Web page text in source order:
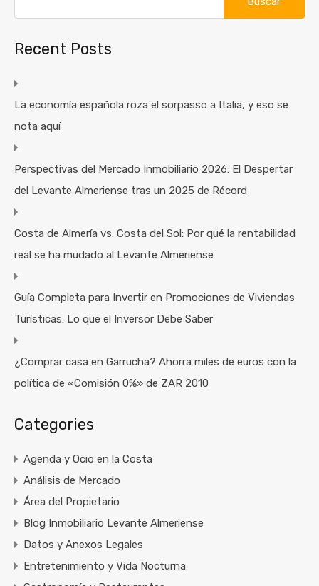
Recent Posts
La economía española roza el sorpasso a Italia, y eso se
nota aquí
Perspectivas del Mercado Inmobiliario 2026: El Despertar
del Levante Almeriense tras un 2025 de Récord
Costa de Almería vs. Costa del Sol: Por qué la rentabilidad
real se ha mudado al Levante Almeriense
Guía Completa para Invertir en Promociones de Viviendas
Turísticas: Lo que el Inversor Debe Saber
¿Comprar casa en Garrucha? Ahorra miles de euros con la
política de «Comisión 0%» de ZAR 2010
Categories
Agenda y Ocio en la Costa
Análisis de Mercado
Área del Propietario
Blog Inmobiliario Levante Almeriense
Datos y Anexos Legales
Entretenimiento y Vida Nocturna